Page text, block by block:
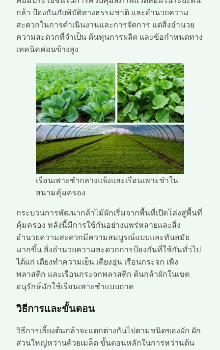
กล้า ป้องกันภัยพิบัติทางธรรมชาติ และอำนวยความ
สะดวกในการดำเนินงานและการจัดการ แต่สิ่งอำนวย
ความสะดวกที่จำเป็น ต้นทุนการผลิต และข้อกำหนดทาง
เทคนิคค่อนข้างสูง
เรือนเพาะชำกลางแจ้งและเรือนเพาะชำใน
สนามคุ้มครอง
กระบวนการพัฒนากล้าไม้ผักเริ่มจากพื้นที่เปิดโล่งสู่พื้นที่
คุ้มครอง หลังนี้มีการใช้กันอย่างแพร่หลายและสิ่ง
อำนวยความสะดวกมีความสมบูรณ์แบบและทันสมัย
มากขึ้น สิ่งอำนวยความสะดวกการป้องกันที่ใช้กันทั่วไป
ได้แก่ เตียงทำความเย็น เตียงอุ่น เรือนกระจก เพิง
พลาสติก และเรือนกระจกพลาสติก ต้นกล้าผักในเขต
อนุรักษ์มักใช้เรือนเพาะชำแบบถาด
วิธีการและขั้นตอน
วิธีการเลี้ยงต้นกล้าจะแตกต่างกันไปตามชนิดของผัก ผัก
ส่วนใหญ่หว่านด้วยเมล็ด ขั้นตอนหลักในการหว่านต้น